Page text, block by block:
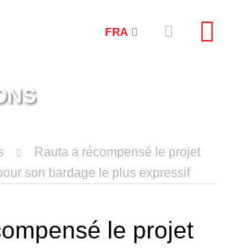
FRA
Rauta a récompensé le projet
son bardage le plus expressif
le projet